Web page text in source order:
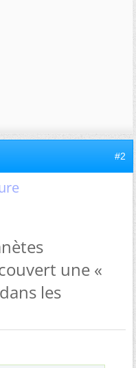
#2
une «
les